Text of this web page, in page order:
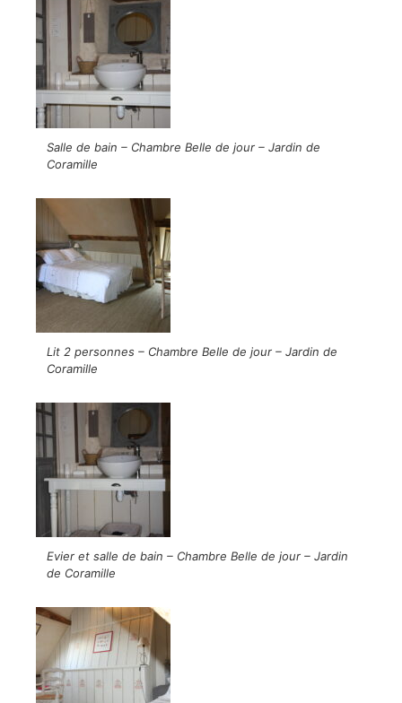
Salle de bain – Chambre Belle de jour – Jardin de
Coramille
Lit 2 personnes – Chambre Belle de jour – Jardin de
Coramille
Evier et salle de bain – Chambre Belle de jour – Jardin
de Coramille